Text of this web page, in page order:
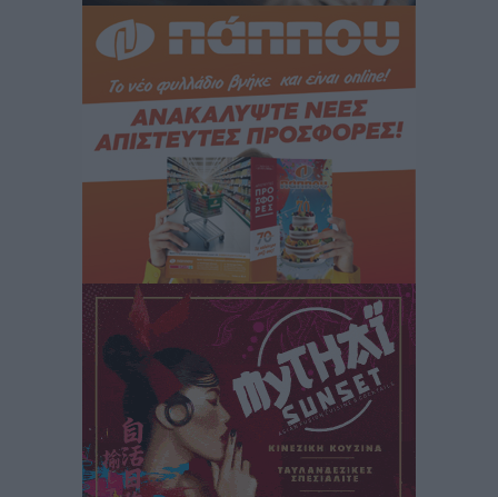
αφαίρεση»
Τοπικές Ειδήσεις πριν 2 ώρες
Αρνείται τα πάντα ο 53χρονος φερόμενος ως λογιστής
και μιλά για σκευωρία γνωστών μεταξύ τους
καταγγελλόντων
Τοπικές Ειδήσεις• πριν 2 ώρες
Δήμος Ρόδου: Επήλθε συμβιβασμός με την οικογένεια
του θύματος του σοκαριστικού θανατηφόρου
τροχαίου του 2014
πριν 2 ώρες
Απορρίφθηκε η προσωρινή διαταγή κατά του
39χρονου για τις δολιοφθορές στο Radar Ατάβυρου
Τοπικές Ειδήσεις πριν 2 ώρες